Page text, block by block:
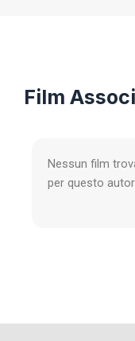
Film
Nessun film
per questo